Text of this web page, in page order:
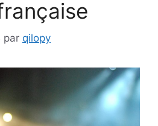
par qilopy